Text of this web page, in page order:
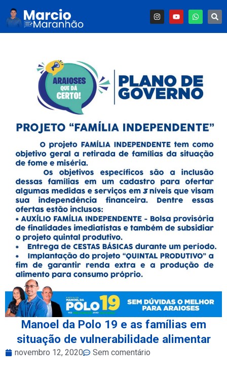
Manoel da Polo 19 e as famílias em
situação de vulnerabilidade alimentar
novembro 12, 2020 Sem comentário